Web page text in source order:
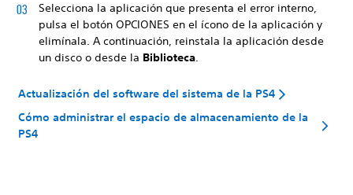
Selecciona la aplicación que presenta el error interno,
pulsa el botón OPCIONES en el ícono de la aplicación y
elimínala. A continuación, reinstala la aplicación desde
un disco o desde la Biblioteca.
Actualización del software del sistema de la PS4
Cómo administrar el espacio de almacenamiento de la
PS4